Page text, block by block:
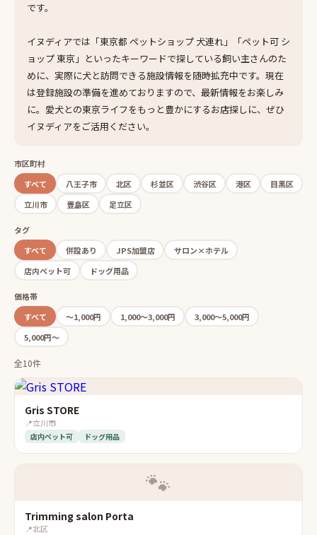
です。
イヌディアでは「東京都 ペットショップ 犬連れ」「ペット可 シ
ョップ 東京」といったキーワードで探している飼い主さんのた
めに、実際に犬と訪問できる施設情報を随時拡充中です。現在
は登録施設の準備を進めておりますので、最新情報をお楽しみ
に。愛犬との東京ライフをもっと豊かにするお店探しに、ぜひ
イヌディアをご活用ください。
市区町村
すべて
八王子市 北区 杉並区 渋谷区 港区
目黒区
立川市
豊島区 足立区
タグ
すべて
併設あり JPS加盟店
サロン×ホテル
店内ペット可
ドッグ用品
価格帯
すべて
〜1,000円 1,000〜3,000円
3,000〜5,000円
5,000円〜
全10件
Gris STORE
📍立川市
店内ペット可 ドッグ用品
🐾
Trimming salon Porta
📍北区